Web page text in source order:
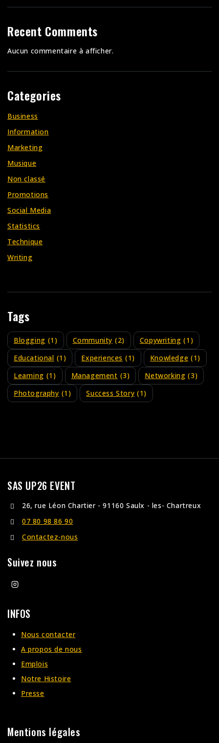
Recent Comments
Aucun commentaire à afficher.
Categories
Business
Information
Marketing
Musique
Non classé
Promotions
Social Media
Statistics
Technique
Writing
Tags
Blogging (1) Community (2) Copywriting (1)
Educational (1) Experiences (1) Knowledge (1)
Learning (1) Management (3) Networking (3)
Photography (1) Success Story (1)
SAS UP26 EVENT
26, rue Léon Chartier - 91160 Saulx - les- Chartreux
07 80 98 86 90
Contactez-nous
Suivez nous
INFOS
Nous contacter
A propos de nous
Emplois
Notre Histoire
Presse
Mentions légales